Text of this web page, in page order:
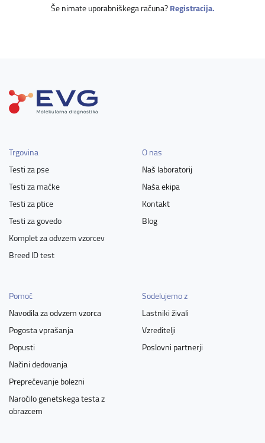
Še nimate uporabniškega računa?Registracija.
Trgovina
Testi za pse
Testi za mačke
Testi za ptice
Testi za govedo
Komplet za odvzem vzorcev
Breed ID test
O nas
Naš laboratorij
Naša ekipa
Kontakt
Blog
Pomoč
Navodila za odvzem vzorca
Pogosta vprašanja
Popusti
Načini dedovanja
Preprečevanje bolezni
Naročilo genetskega testa z
obrazcem
Sodelujemo z
Lastniki živali
Vzreditelji
Poslovni partnerji